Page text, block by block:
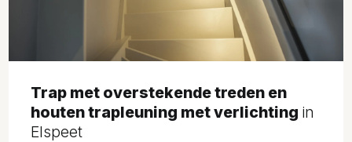
Trap met overstekende treden en
houten trapleuning met verlichting in
Elspeet